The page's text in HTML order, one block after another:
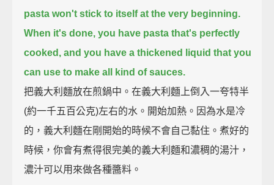
pasta won't stick to itself at the very beginning.
When it's done, you have pasta that's perfectly
cooked, and you have a thickened liquid that you
can use to make all kind of sauces.
把義大利麵放在煎鍋中。在義大利麵上倒入一夸特半
(約一千五百公克)左右的水。開始加熱。因為水是冷
的，義大利麵在剛開始的時候不會自己黏住。煮好的
時候，你會有煮得很完美的義大利麵和濃稠的湯汁，
濃汁可以用來做各種醬料。